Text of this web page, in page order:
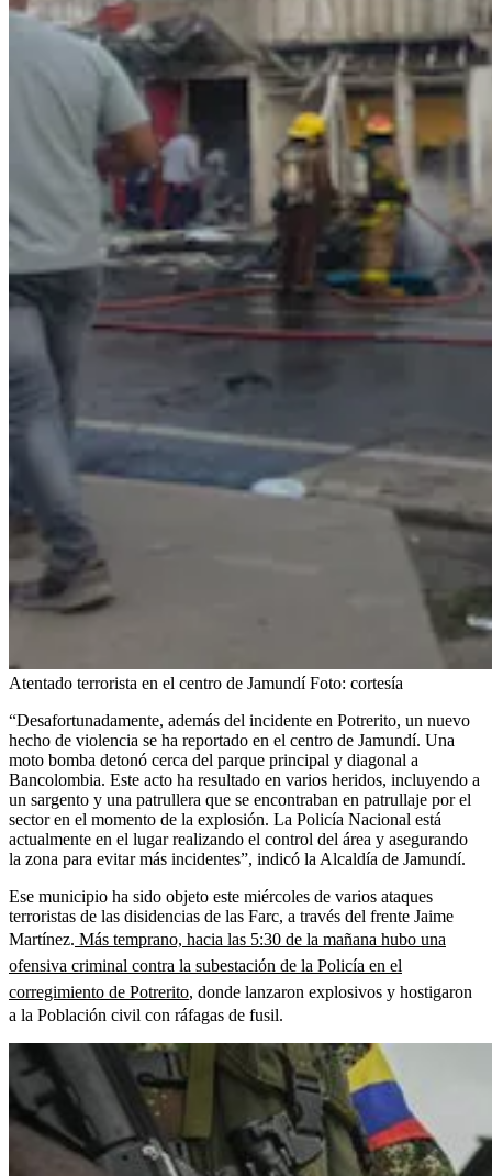
Atentado terrorista en el centro de JamundíFoto: cortesía
“Desafortunadamente, además del incidente en Potrerito, un nuevo
hecho de violencia se ha reportado en el centro de Jamundí. Una
moto bomba detonó cerca del parque principal y diagonal a
Bancolombia. Este acto ha resultado en varios heridos, incluyendo a
un sargento y una patrullera que se encontraban en patrullaje por el
sector en el momento de la explosión. La Policía Nacional está
actualmente en el lugar realizando el control del área y asegurando
la zona para evitar más incidentes”, indicó la Alcaldía de Jamundí.
Ese municipio ha sido objeto este miércoles de varios ataques
terroristas de las disidencias de las Farc, a través del frente Jaime
Martínez. Más temprano, hacia las 5:30 de la mañana hubo una
ofensiva criminal contra la subestación de la Policía en el
corregimiento de Potrerito, donde lanzaron explosivos y hostigaron
a la Población civil con ráfagas de fusil.